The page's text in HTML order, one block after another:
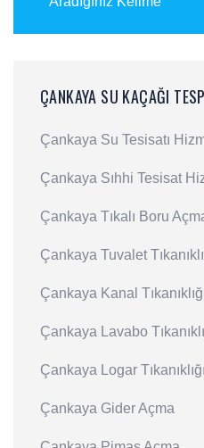
ÇANKAYA SU KAÇAĞI
Çankaya Su Tesisatı
Çankaya Sıhhi Tesisat
Çankaya Tıkalı Boru
Çankaya Tuvalet
Çankaya Kanal
Çankaya Lavabo
Çankaya Logar
Çankaya Gider Açma